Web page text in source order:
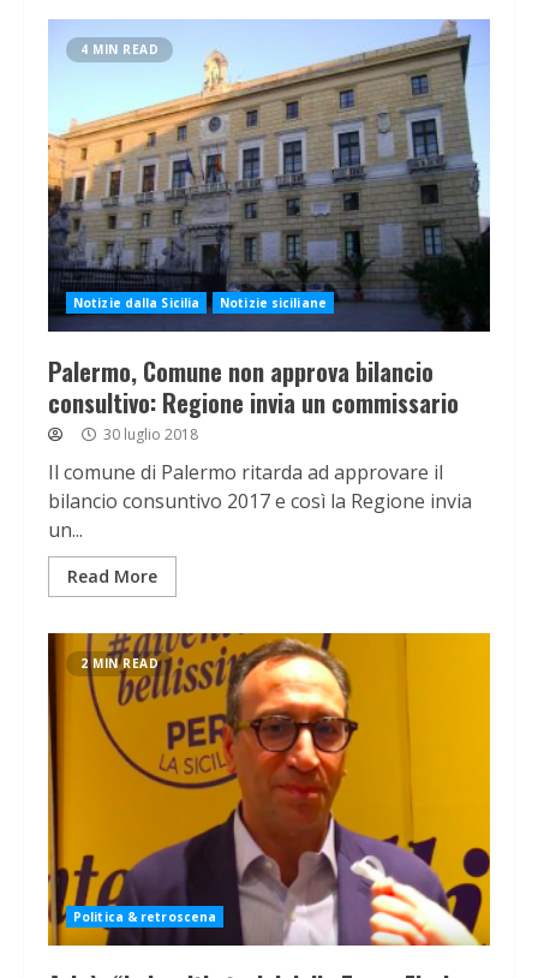
4 MIN READ
Notizie dalla Sicilia Notizie siciliane
Palermo, Comune non approva bilancio
consultivo: Regione invia un commissario
30 luglio 2018
Il comune di Palermo ritarda ad approvare il
bilancio consuntivo 2017 e così la Regione invia
un...
Read More
2 MIN READ
Politica & retroscena